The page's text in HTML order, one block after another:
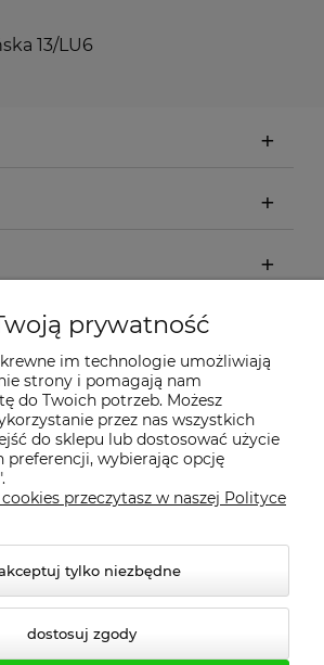
13/LU6
prywatność
im technologie umożliwiają
strony i pomagają nam
do Twoich potrzeb. Możesz
przez nas wszystkich
do sklepu lub dostosować użycie
preferencji, wybierając opcję
przeczytasz w naszej Polityce
tylko niezbędne
dostosuj zgody